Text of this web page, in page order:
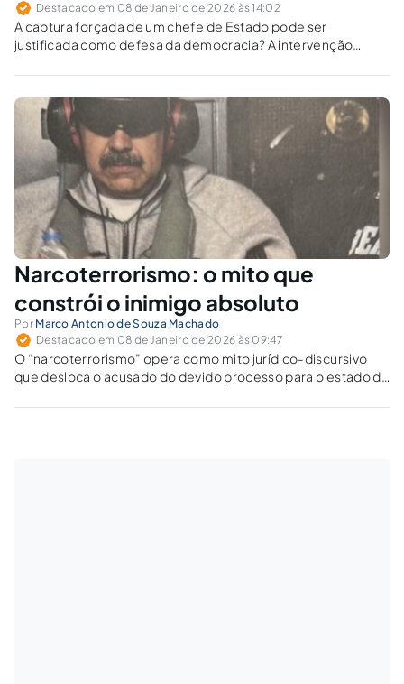
Destacado em 08 de Janeiro de 2026 às 14:02
A captura forçada de um chefe de Estado pode ser
justificada como defesa da democracia? A intervenção
por força e produz instabilidade duradoura em vez de
legitimidade política.
Narcoterrorismo: o mito que
constrói o inimigo absoluto
Por Marco Antonio de Souza Machado
Destacado em 08 de Janeiro de 2026 às 09:47
O “narcoterrorismo” opera como mito jurídico-discursivo
que desloca o acusado do devido processo para o estado de
vira “terrorista” e amplia o Direito Penal do inimigo?